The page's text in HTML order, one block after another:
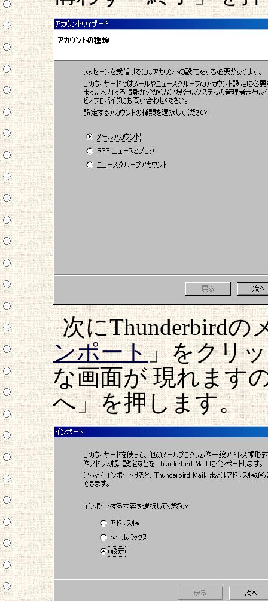
次にThunderbird
ンポート」をクリ
な画面が 現れます
へ」を押します。